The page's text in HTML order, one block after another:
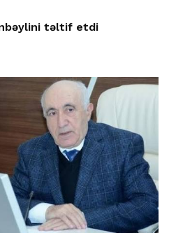
təltif etdi